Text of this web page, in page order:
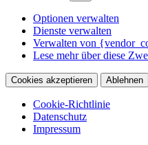
Optionen verwalten
Dienste verwalten
Verwalten von
Lese mehr über diese
Cookies akzeptieren Ablehnen
Cookie-Richtlinie
Datenschutz
Impressum